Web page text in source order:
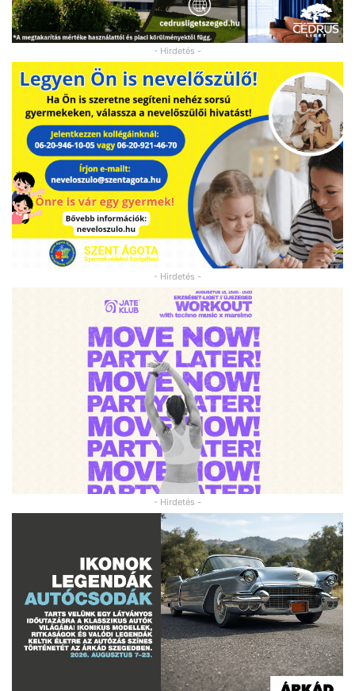
- Hirdetés -
- Hirdetés -
- Hirdetés -